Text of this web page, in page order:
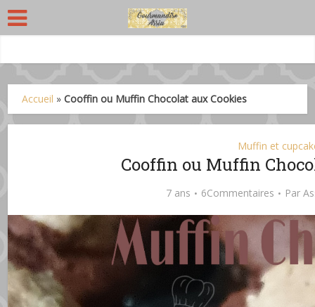
Accueil »Cooffin ou Muffin Chocolat aux Cookies
Muffin et
Cooffin ou Muffin
7 ans 6Commentaires Par